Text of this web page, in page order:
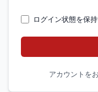
ログイン状態を保
アカウントを